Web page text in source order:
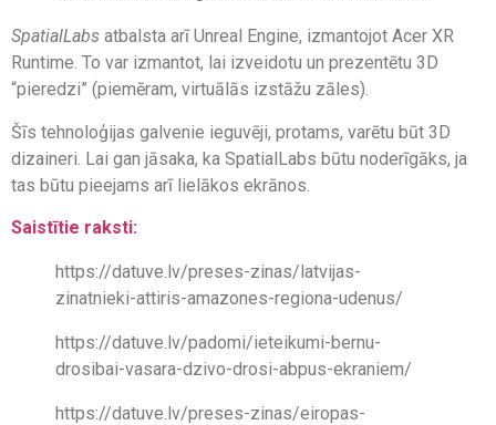
SpatialLabs atbalsta arī Unreal Engine, izmantojot Acer XR
Runtime. To var izmantot, lai izveidotu un prezentētu 3D
“pieredzi” (piemēram, virtuālās izstāžu zāles).
Šīs tehnoloģijas galvenie ieguvēji, protams, varētu būt 3D
dizaineri. Lai gan jāsaka, ka SpatialLabs būtu noderīgāks, ja
tas būtu pieejams arī lielākos ekrānos.
Saistītie raksti:
https://datuve.lv/preses-zinas/latvijas-
zinatnieki-attiris-amazones-regiona-udenus/
https://datuve.lv/padomi/ieteikumi-bernu-
drosibai-vasara-dzivo-drosi-abpus-ekraniem/
https://datuve.lv/preses-zinas/eiropas-